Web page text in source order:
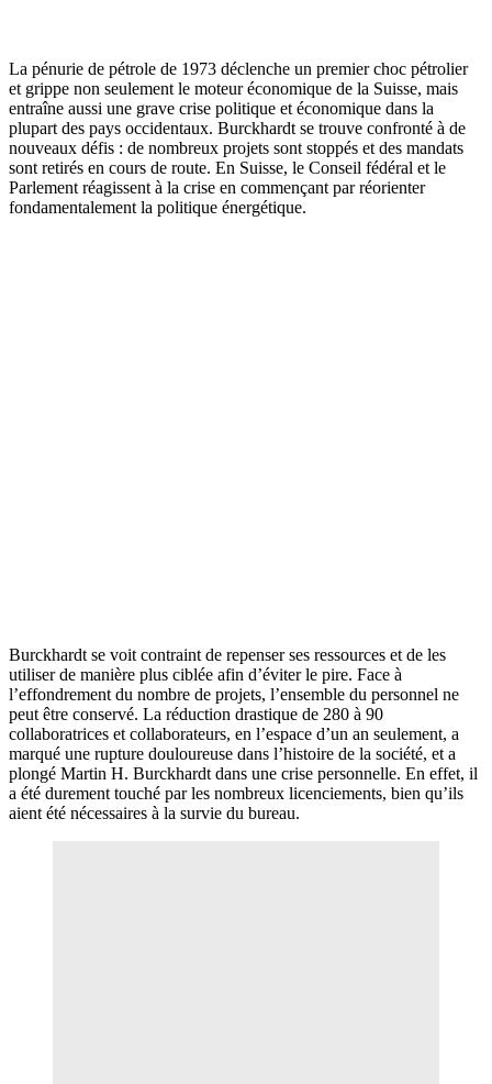
La pénurie de pétrole de 1973 déclenche un premier choc pétrolier
et grippe non seulement le moteur économique de la Suisse, mais
entraîne aussi une grave crise politique et économique dans la
plupart des pays occidentaux. Burckhardt se trouve confronté à de
nouveaux défis : de nombreux projets sont stoppés et des mandats
sont retirés en cours de route. En Suisse, le Conseil fédéral et le
Parlement réagissent à la crise en commençant par réorienter
fondamentalement la politique énergétique.
Burckhardt se voit contraint de repenser ses ressources et de les
utiliser de manière plus ciblée afin d’éviter le pire. Face à
l’effondrement du nombre de projets, l’ensemble du personnel ne
peut être conservé. La réduction drastique de 280 à 90
collaboratrices et collaborateurs, en l’espace d’un an seulement, a
marqué une rupture douloureuse dans l’histoire de la société, et a
plongé Martin H. Burckhardt dans une crise personnelle. En effet, il
a été durement touché par les nombreux licenciements, bien qu’ils
aient été nécessaires à la survie du bureau.